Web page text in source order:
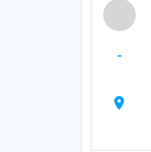
-
location_on